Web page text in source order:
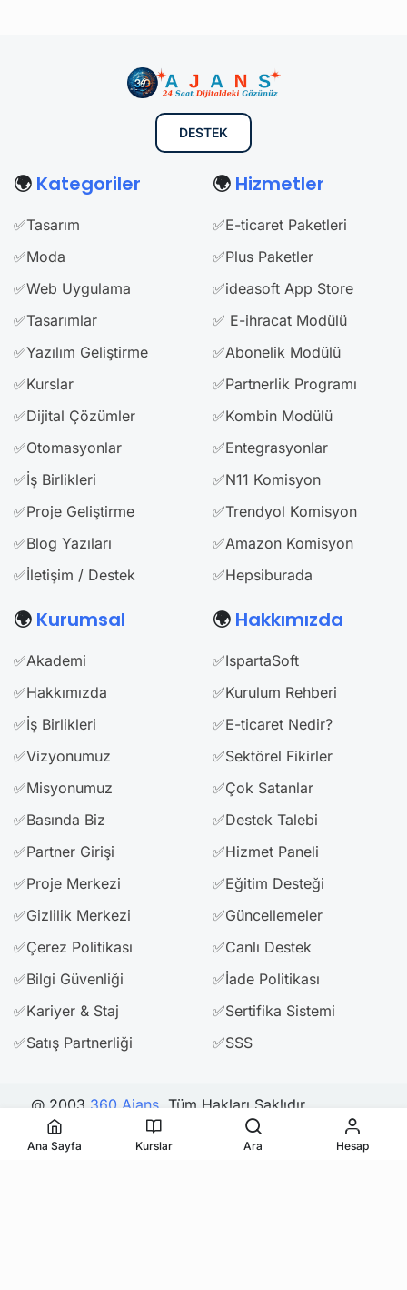
DESTEK
🌍 Kategoriler
✅Tasarım
✅Moda
✅Web Uygulama
✅Tasarımlar
✅Yazılım Geliştirme
✅Kurslar
✅Dijital Çözümler
✅Otomasyonlar
✅İş Birlikleri
✅Proje Geliştirme
✅Blog Yazıları
✅İletişim / Destek
🌍 Hizmetler
✅E-ticaret Paketleri
✅Plus Paketler
✅ideasoft App Store
✅ E-ihracat Modülü
✅Abonelik Modülü
✅Partnerlik Programı
✅Kombin Modülü
✅Entegrasyonlar
✅N11 Komisyon
✅Trendyol Komisyon
✅Amazon Komisyon
✅Hepsiburada
🌍 Kurumsal
✅Akademi
✅Hakkımızda
✅İş Birlikleri
✅Vizyonumuz
✅Misyonumuz
✅Basında Biz
✅Partner Girişi
✅Proje Merkezi
✅Gizlilik Merkezi
✅Çerez Politikası
✅Bilgi Güvenliği
✅Kariyer & Staj
✅Satış Partnerliği
🌍 Hakkımızda
✅IspartaSoft
✅Kurulum Rehberi
✅E-ticaret Nedir?
✅Sektörel Fikirler
✅Çok Satanlar
✅Destek Talebi
✅Hizmet Paneli
✅Eğitim Desteği
✅Güncellemeler
✅Canlı Destek
✅İade Politikası
✅Sertifika Sistemi
✅SSS
@ 2003 360 Ajans. Tüm Hakları Saklıdır.
Ana Sayfa Kurslar Ara Hesap